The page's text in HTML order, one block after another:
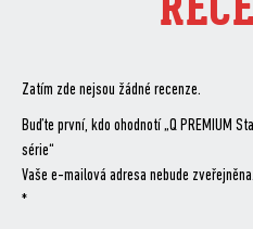
Zatím zde nejsou žádné recenze.
Buďte první, kdo ohodnotí „Q PREMIUM
série“
Vaše e-mailová adresa nebude zveřejněna.
*